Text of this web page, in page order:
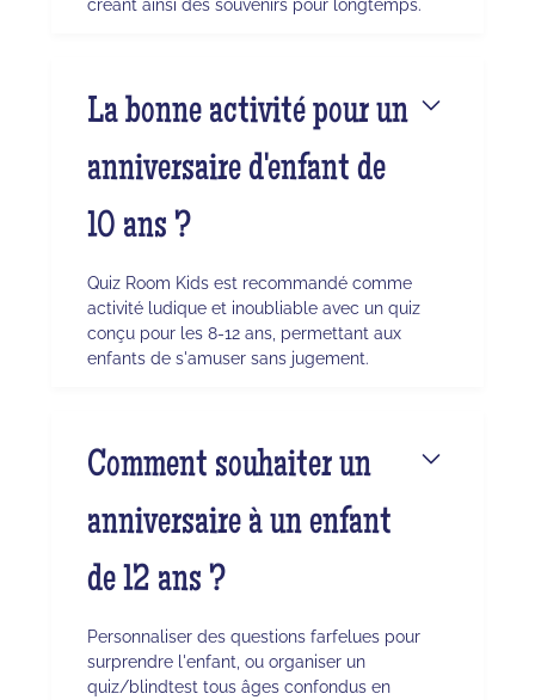
créant ainsi des souvenirs pour longtemps.
La bonne activité pour un
anniversaire d'enfant de
10 ans ?
Quiz Room Kids est recommandé comme
activité ludique et inoubliable avec un quiz
conçu pour les 8-12 ans, permettant aux
enfants de s'amuser sans jugement.
Comment souhaiter un
anniversaire à un enfant
de 12 ans ?
Personnaliser des questions farfelues pour
surprendre l'enfant, ou organiser un
quiz/blindtest tous âges confondus en